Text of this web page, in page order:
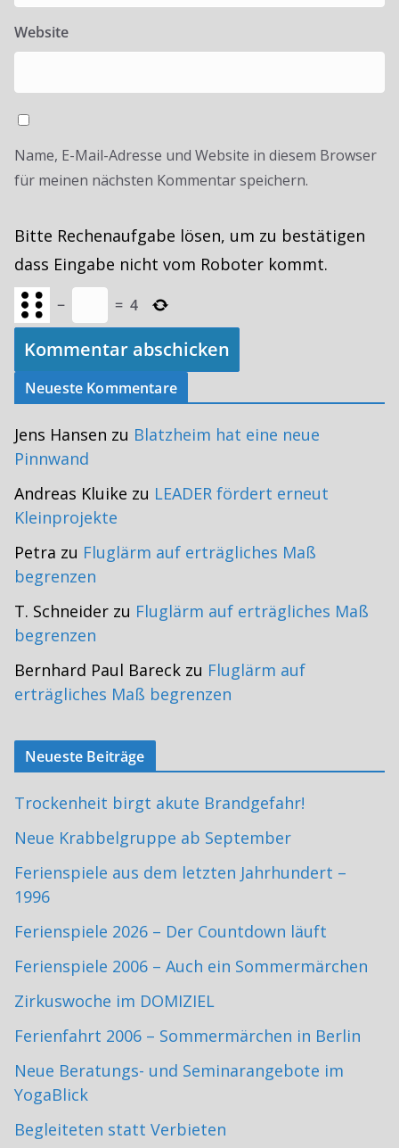
Website
Name, E-Mail-Adresse und Website in diesem Browser
für meinen nächsten Kommentar speichern.
Bitte Rechenaufgabe lösen, um zu bestätigen
dass Eingabe nicht vom Roboter kommt.
− = 4
Neueste Kommentare
Jens Hansen zu Blatzheim hat eine neue
Pinnwand
Andreas Kluike zu LEADER fördert erneut
Kleinprojekte
Petra zu Fluglärm auf erträgliches Maß
begrenzen
T. Schneider zu Fluglärm auf erträgliches Maß
begrenzen
Bernhard Paul Bareck zu Fluglärm auf
erträgliches Maß begrenzen
Neueste Beiträge
Trockenheit birgt akute Brandgefahr!
Neue Krabbelgruppe ab September
Ferienspiele aus dem letzten Jahrhundert –
1996
Ferienspiele 2026 – Der Countdown läuft
Ferienspiele 2006 – Auch ein Sommermärchen
Zirkuswoche im DOMIZIEL
Ferienfahrt 2006 – Sommermärchen in Berlin
Neue Beratungs- und Seminarangebote im
YogaBlick
Begleiteten statt Verbieten